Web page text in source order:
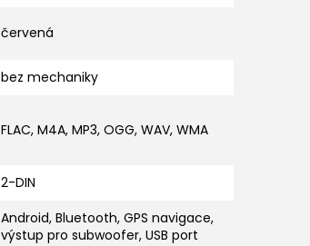
červená
bez mechaniky
FLAC, M4A, MP3, OGG, WAV, WMA
2-DIN
Android, Bluetooth, GPS navigace,
výstup pro subwoofer, USB port